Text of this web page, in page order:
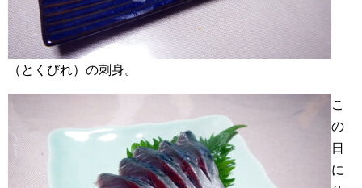
（とくびれ）の刺身。
こ
の
日
に